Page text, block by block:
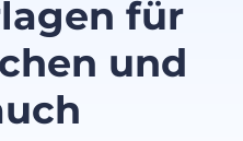
für
und